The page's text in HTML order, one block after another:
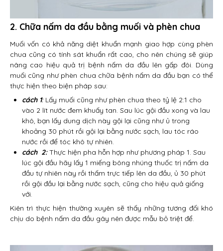
2. Chữa nấm da đầu bằng muối và phèn chua
Muối vốn có khả năng diệt khuẩn mạnh giao hợp cùng phèn
chua cũng có tính sát khuẩn rất cao, cho nên chúng sẽ giúp
nâng cao hiệu quả trị bệnh nấm da đầu lên gấp đôi. Dùng
muối cũng như phèn chua chữa bệnh nấm da đầu bạn có thể
thực hiện theo biện pháp sau:
cách 1:Lấy muối cũng như phèn chua theo tỷ lệ 2:1 cho
vào 2 lít nước đem khuấy tan. Sau lúc gội đầu xong và lau
khô, bạn lấy dung dịch này gội lại cũng như ủ trong
khoảng 30 phút rồi gội lại bằng nước sạch, lau tóc ráo
nước rồi để tóc khô tự nhiên.
cách 2: Thực hiện pha hỗn hợp như phương pháp 1. Sau
lúc gội đầu hãy lấy 1 miếng bông nhúng thuốc trị nấm da
đầu tự nhiên này rồi thấm trực tiếp lên da đầu, ủ 30 phút
rồi gội đầu lại bằng nước sạch, cũng cho hiệu quả giống
với.
Kiên trì thực hiện thường xuyên sẽ thấy những tương đối khó
chịu do bệnh nấm da đầu gây nên được mẫu bỏ triệt để.